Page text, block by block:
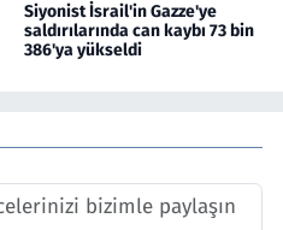
Siyonist İsrail'in Gazze'ye
saldırılarında can kaybı 73 bin
386'ya yükseldi